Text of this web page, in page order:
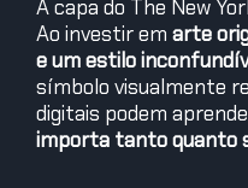
A capa do The New
Ao investir em arte
e um estilo
símbolo visualmente
digitais podem
importa tanto quanto